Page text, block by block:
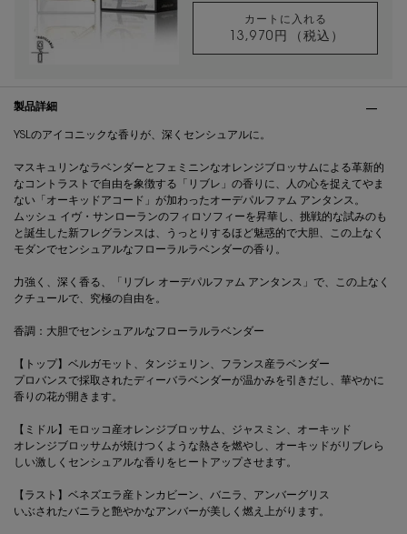
カートに入れる
13,970円
（税込）
リブレ オーデパル
製品詳細
YSLのアイコニックな香りが、深くセンシュアルに。
マスキュリンなラベンダーとフェミニンなオレンジブロッサムによる革新的
なコントラストで自由を象徴する「リブレ」の香りに、人の心を捉えてやま
ない「オーキッドアコード」が加わったオーデパルファム アンタンス。
ムッシュ イヴ・サンローランのフィロソフィーを昇華し、挑戦的な試みのも
と誕生した新フレグランスは、うっとりするほど魅惑的で⼤胆、この上なく
モダンでセンシュアルなフローラルラベンダーの⾹り。
力強く、深く香る、「リブレ オーデパルファム アンタンス」で、この上なく
クチュールで、究極の自由を。
香調：大胆でセンシュアルなフローラルラベンダー
【トップ】ベルガモット、タンジェリン、フランス産ラベンダー
プロバンスで採取されたディーバラベンダーが温かみを引きだし、華やかに
香りの花が開きます。
【ミドル】モロッコ産オレンジブロッサム、ジャスミン、オーキッド
オレンジブロッサムが焼けつくような熱さを燃やし、オーキッドがリブレら
しい激しくセンシュアルな香りをヒートアップさせます。
【ラスト】ベネズエラ産トンカビーン、バニラ、アンバーグリス
いぶされたバニラと艶やかなアンバーが美しく燃え上がります。